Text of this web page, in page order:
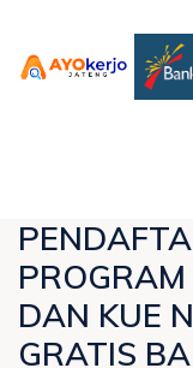
DAN KUE
GRATIS